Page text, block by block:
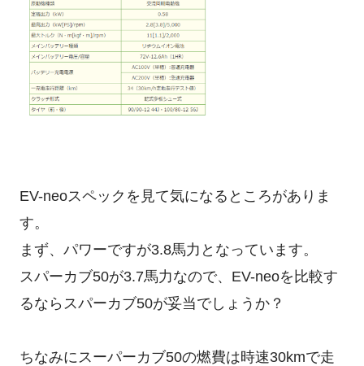
EV-neoスペックを見て気になるところがありま
す。
まず、パワーですが3.8馬力となっています。
スパーカブ50が3.7馬力なので、 EV-neoを比較す
るなら スパーカブ50が妥当でしょうか？
ちなみにスーパーカブ50の燃費は時速30kmで走